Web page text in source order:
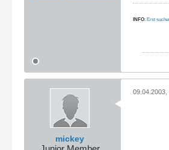
INFO: Erst
mickey
09.04.2003,